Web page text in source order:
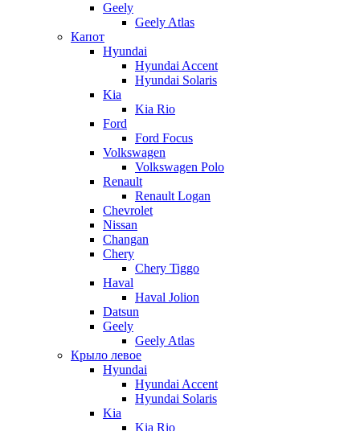
Geely
Geely Atlas
Капот
Hyundai
Hyundai Accent
Hyundai Solaris
Kia
Kia Rio
Ford
Ford Focus
Volkswagen
Volkswagen Polo
Renault
Renault Logan
Chevrolet
Nissan
Changan
Chery
Chery Tiggo
Haval
Haval Jolion
Datsun
Geely
Geely Atlas
Крыло левое
Hyundai
Hyundai Accent
Hyundai Solaris
Kia
Kia Rio